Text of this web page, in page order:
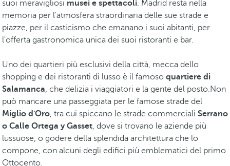
suoi meravigliosi musei e spettacoli. Madrid resta nella
memoria per l'atmosfera straordinaria delle sue strade e
piazze, per il casticismo che emanano i suoi abitanti, per
l'offerta gastronomica unica dei suoi ristoranti e bar.
Uno dei quartieri più esclusivi della città, mecca dello
shopping e dei ristoranti di lusso è il famoso quartiere di
Salamanca, che delizia i viaggiatori e la gente del posto.Non
può mancare una passeggiata per le famose strade del
Miglio d'Oro, tra cui spiccano le strade commerciali Serrano
o Calle Ortega y Gasset, dove si trovano le aziende più
lussuose, o godere della splendida architettura che lo
compone, con alcuni degli edifici più emblematici del primo
Ottocento.